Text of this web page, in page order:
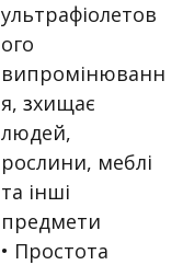
ультрафіолетов
ого
випромінюванн
я, зхищає
людей,
рослини, меблі
та інші
предмети
• Простота